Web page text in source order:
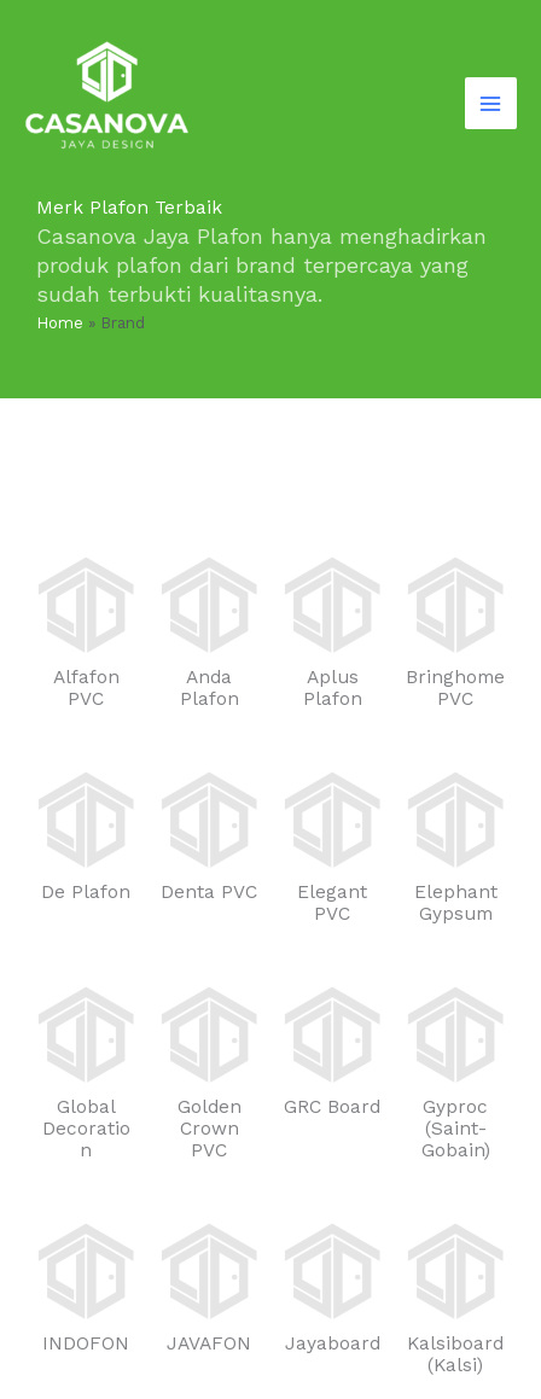
Merk Plafon Terbaik
Casanova Jaya Plafon hanya menghadirkan
produk plafon dari brand terpercaya yang
sudah terbukti kualitasnya.
Home » Brand
Alfafon
PVC
Anda
Plafon
Aplus
Plafon
Bringhome
PVC
De Plafon Denta PVC
Elegant
PVC
Elephant
Gypsum
Global
Decoratio
n
Golden
Crown
PVC
GRC Board
Gyproc
(Saint-
Gobain)
INDOFON JAVAFON Jayaboard
Kalsiboard
(Kalsi)